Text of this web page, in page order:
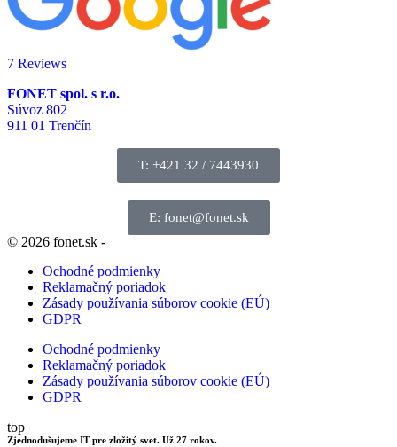
7 Reviews
FONET spol. s r.o.
Súvoz 802
911 01 Trenčín
T: +421 32 / 7443930
E: fonet@fonet.sk
© 2026 fonet.sk -
Ochodné podmienky
Reklamačný poriadok
Zásady používania súborov cookie (EÚ)
GDPR
Ochodné podmienky
Reklamačný poriadok
Zásady používania súborov cookie (EÚ)
GDPR
top
Zjednodušujeme IT pre zložitý svet. Už 27 rokov.